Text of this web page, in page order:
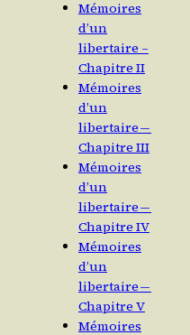
Mémoires
d’un
libertaire –
Chapitre II
Mémoires
d’un
libertaire —
Chapitre III
Mémoires
d’un
libertaire —
Chapitre IV
Mémoires
d’un
libertaire —
Chapitre V
Mémoires